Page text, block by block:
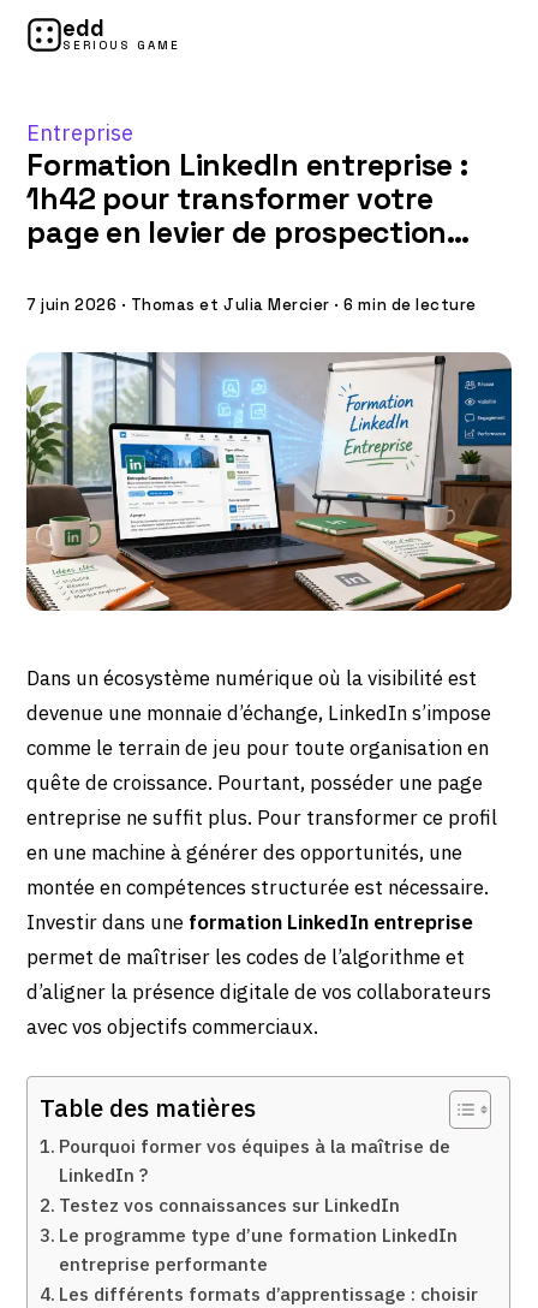
edd
SERIOUS GAME
Entreprise
Formation LinkedIn entreprise :
1h42 pour transformer votre
page en levier de prospection
7 juin 2026 · Thomas et Julia Mercier · 6 min de lecture
Dans un écosystème numérique où la visibilité est
devenue une monnaie d’échange, LinkedIn s’impose
comme le terrain de jeu pour toute organisation en
quête de croissance. Pourtant, posséder une page
entreprise ne suffit plus. Pour transformer ce profil
en une machine à générer des opportunités, une
montée en compétences structurée est nécessaire.
Investir dans une formation LinkedIn entreprise
permet de maîtriser les codes de l’algorithme et
d’aligner la présence digitale de vos collaborateurs
avec vos objectifs commerciaux.
Table des matières
Pourquoi former vos équipes à la maîtrise de
LinkedIn ?
Testez vos connaissances sur LinkedIn
Le programme type d’une formation LinkedIn
entreprise performante
Les différents formats d’apprentissage : choisir